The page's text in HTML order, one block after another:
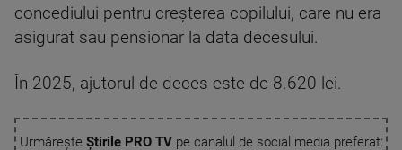
concediului pentru creşterea copilului, care nu era
asigurat sau pensionar la data decesului.
În 2025, ajutorul de deces este de 8.620 lei.
Urmărește Știrile PRO TVpe canalul de social media preferat: